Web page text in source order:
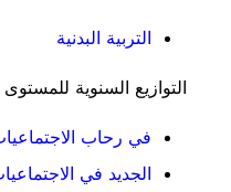
التربية البدنية
التوازيع السنوية
في رحاب
الجديد في